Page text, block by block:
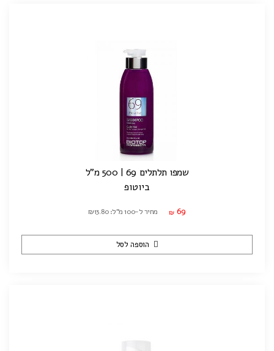
שמפו תלתלים 69 | 500 מ"ל
ביוטופ
₪ 69 מחיר ל-100 מ"ל: ₪13.80
הוספה לסל